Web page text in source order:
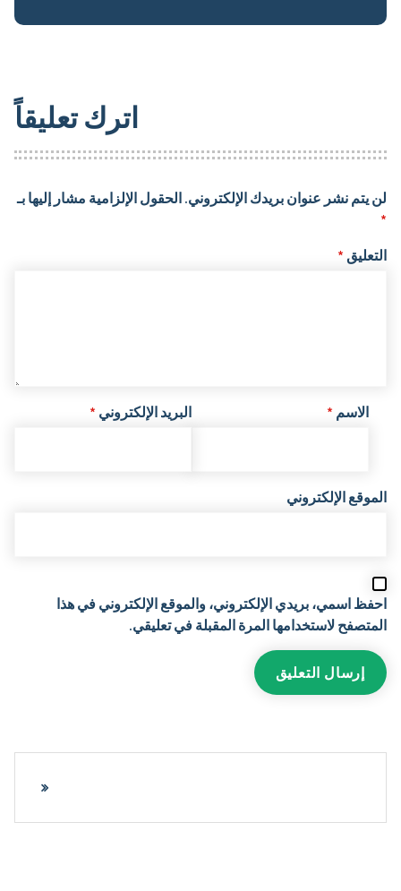
اترك تعليقاً
لن يتم نشر عنوان بريدك الإلكتروني. الحقول الإلزامية مشار إليها بـ
*
التعليق *
الاسم * البريد الإلكتروني *
الموقع الإلكتروني
احفظ اسمي، بريدي الإلكتروني، والموقع الإلكتروني في هذا
المتصفح لاستخدامها المرة المقبلة في تعليقي.